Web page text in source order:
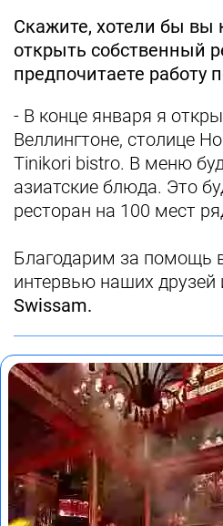
Скажите, хотели бы вы
открыть собственный
предпочитаете работу
- В конце января я
Веллингтоне, столице
Tinikori bistro. В меню
азиатские блюда. Это
ресторан на 100 мест
Благодарим за помощь
интервью наших друзей
Swissam.